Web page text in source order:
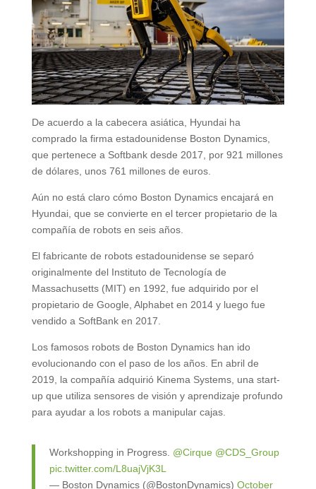
De acuerdo a la cabecera asiática, Hyundai ha
comprado la firma estadounidense Boston Dynamics,
que pertenece a Softbank desde 2017, por 921 millones
de dólares, unos 761 millones de euros.
Aún no está claro cómo Boston Dynamics encajará en
Hyundai, que se convierte en el tercer propietario de la
compañía de robots en seis años.
El fabricante de robots estadounidense se separó
originalmente del Instituto de Tecnología de
Massachusetts (MIT) en 1992, fue adquirido por el
propietario de Google, Alphabet en 2014 y luego fue
vendido a SoftBank en 2017.
Los famosos robots de Boston Dynamics han ido
evolucionando con el paso de los años. En abril de
2019, la compañía adquirió Kinema Systems, una start-
up que utiliza sensores de visión y aprendizaje profundo
para ayudar a los robots a manipular cajas.
Workshopping in Progress. @Cirque @CDS_Group
pic.twitter.com/L8uajVjK3L
— Boston Dynamics (@BostonDynamics) October